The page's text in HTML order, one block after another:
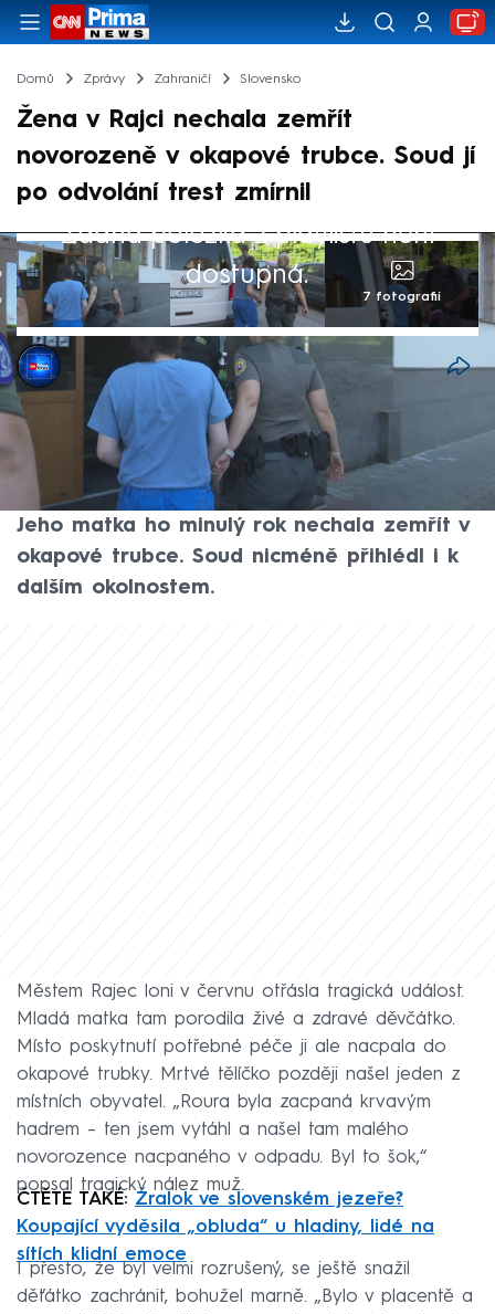
Domů Zprávy Zahraničí Slovensko
Žena v Rajci nechala zemřít
novorozeně v okapové trubce. Soud jí
po odvolání trest zmírnil
Žádná položka z playlistu není
dostupná.
7 fotografií
CNN Prima NEWS
2. čvc 2025, 23:11
Mírnější trest za vraždu vlastního dítěte.
Takový je poslední vývoj kolem kauzy
novorozeněte ve slovenském městě Rajec.
Jeho matka ho minulý rok nechala zemřít v
okapové trubce. Soud nicméně přihlédl i k
dalším okolnostem.
Městem Rajec loni v červnu otřásla tragická událost.
Mladá matka tam porodila živé a zdravé děvčátko.
Místo poskytnutí potřebné péče ji ale nacpala do
okapové trubky. Mrtvé tělíčko později našel jeden z
místních obyvatel. „Roura byla zacpaná krvavým
hadrem – ten jsem vytáhl a našel tam malého
novorozence nacpaného v odpadu. Byl to šok,“
popsal tragický nález muž.
ČTĚTE TAKÉ: Žralok ve slovenském jezeře?
Koupající vyděsila „obluda“ u hladiny, lidé na
sítích klidní emoce
I přesto, že byl velmi rozrušený, se ještě snažil
děťátko zachránit, bohužel marně. „Bylo v placentě a